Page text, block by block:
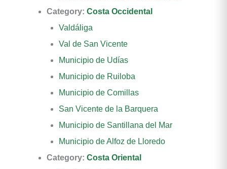
Category: Costa Occidental
Valdáliga
Val de San Vicente
Municipio de Udías
Municipio de Ruiloba
Municipio de Comillas
San Vicente de la Barquera
Municipio de Santillana del Mar
Municipio de Alfoz de Lloredo
Category: Costa Oriental